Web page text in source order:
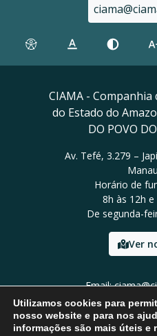
CIAMA -
do Estado do
DO POVO
Av. Tefé, 3.279 –
Horário de
8h às 12h
De segunda-
Ver
Email:
Tel: (92)
Utilizamos cookies para
nosso website e para nos
informações são mais úteis e